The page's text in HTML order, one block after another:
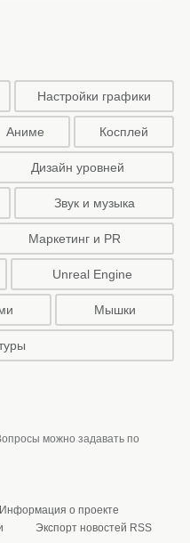
Настройки графики
Аниме Косплей
Дизайн уровней
Звук и музыка
Маркетинг и PR
Unreal Engine
Мышки
можно задавать по
Информация о проекте
Экспорт новостей RSS